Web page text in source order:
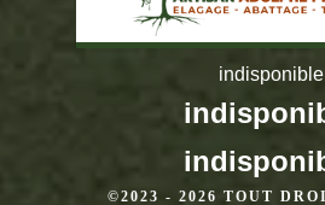
indisponible
©2023 - 2026 TOUT